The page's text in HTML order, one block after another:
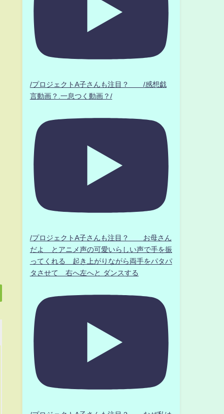
/プロジェクトA子さんも注目？ /感想戯
言動画？.一息つく動画？/
/プロジェクトA子さんも注目？ お母さん
だよ とアニメ声の可愛いらしい声で手を振
ってくれる 起き上がりながら両手をパタパ
タさせて 右へ左へと ダンスする